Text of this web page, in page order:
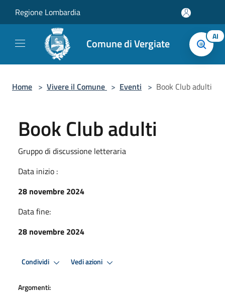
Regione Lombardia
Comune di Vergiate AI
Home > Vivere il Comune > Eventi > Book Club adulti
Book Club adulti
Gruppo di discussione letteraria
Data inizio :
28 novembre 2024
Data fine:
28 novembre 2024
Condividi Vedi azioni
Argomenti: